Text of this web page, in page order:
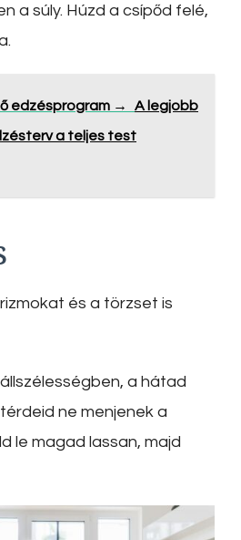
a súly. Húzd a csípőd felé,
edzésprogram → A legjobb
a teljes test
és a törzset is
a hátad
ne menjenek a
le magad lassan, majd